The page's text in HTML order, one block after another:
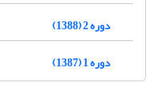
دوره 2 (1388)
دوره 1 (1387)